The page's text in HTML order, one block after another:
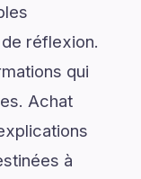
réflexion.
qui
Achat
à